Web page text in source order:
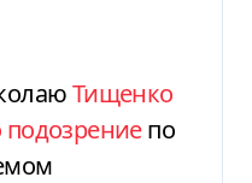
Тищенко
по